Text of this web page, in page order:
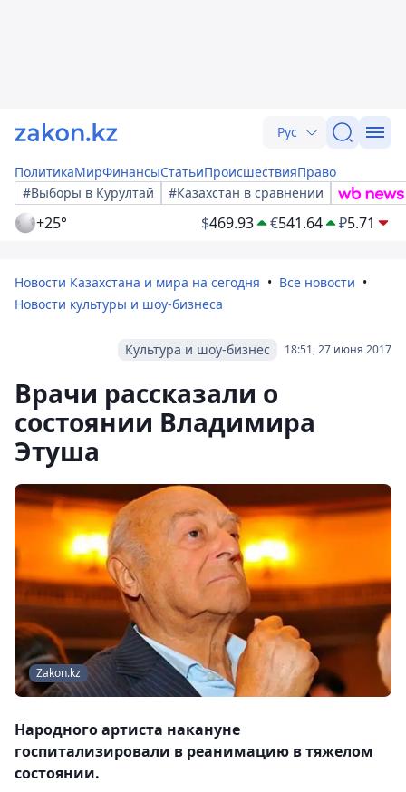
Рус
ПолитикаМирФинансыСтатьиПроисшествияПраво
#Выборы в Курултай
#Казахстан в сравнении
+25° $469.93 €541.64 ₽5.71
Новости Казахстана и мира на сегодня
Все новости
Новости культуры и шоу-бизнеса
18:51, 27 июня 2017
Культура и шоу-бизнес
Врачи рассказали о
состоянии Владимира
Этуша
Zakon.kz
Народного артиста накануне
госпитализировали в реанимацию в тяжелом
состоянии.